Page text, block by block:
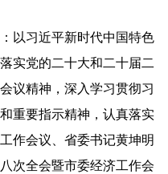
习近平新时代中国特色
实党的二十大和二十届二
议精神，深入学习贯彻习
重要指示精神，认真落实
作会议、省委书记黄坤明
次全会暨市委经济工作会